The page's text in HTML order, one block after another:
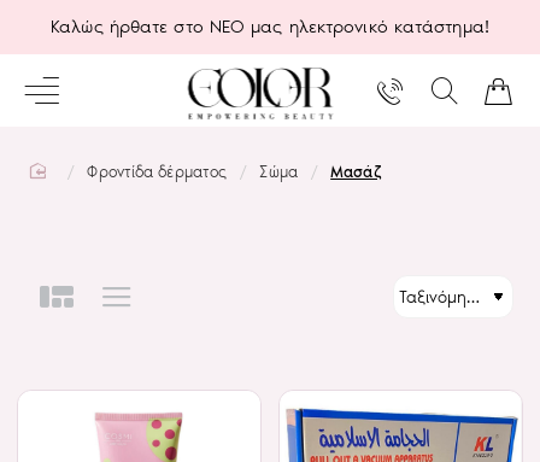
Καλώς ήρθατε στο ΝΕΟ μας ηλεκτρονικό κατάστημα!
homeΦροντίδα δέρματος Σώμα Μασάζ